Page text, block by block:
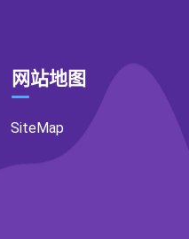
网站地图
SiteMap